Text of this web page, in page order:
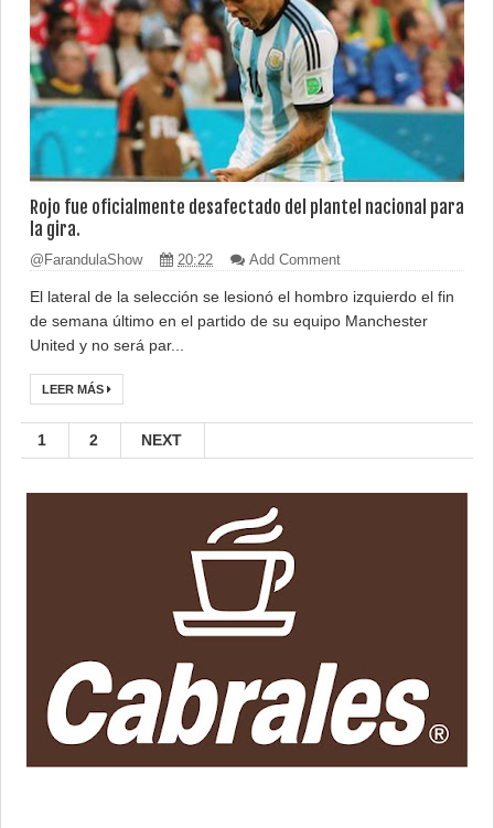
Rojo fue oficialmente desafectado del plantel nacional para
la gira.
@FarandulaShow 20:22 Add Comment
El lateral de la selección se lesionó el hombro izquierdo el fin
de semana último en el partido de su equipo Manchester
United y no será par...
LEER MÁS
1 2 NEXT